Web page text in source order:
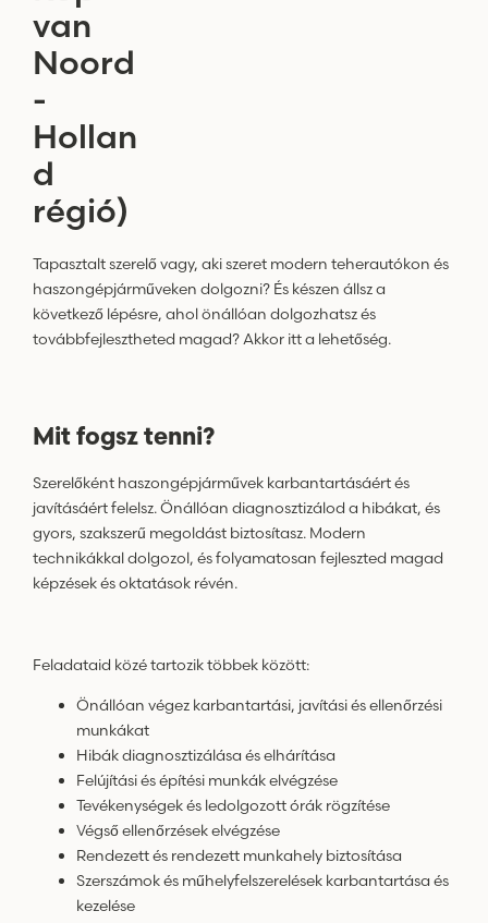
van
Noord
-
Hollan
d
régió)
Tapasztalt szerelő vagy, aki szeret modern teherautókon és
haszongépjárműveken dolgozni? És készen állsz a
következő lépésre, ahol önállóan dolgozhatsz és
továbbfejlesztheted magad? Akkor itt a lehetőség.
Mit fogsz tenni?
Szerelőként haszongépjárművek karbantartásáért és
javításáért felelsz. Önállóan diagnosztizálod a hibákat, és
gyors, szakszerű megoldást biztosítasz. Modern
technikákkal dolgozol, és folyamatosan fejleszted magad
képzések és oktatások révén.
Feladataid közé tartozik többek között:
Önállóan végez karbantartási, javítási és ellenőrzési
munkákat
Hibák diagnosztizálása és elhárítása
Felújítási és építési munkák elvégzése
Tevékenységek és ledolgozott órák rögzítése
Végső ellenőrzések elvégzése
Rendezett és rendezett munkahely biztosítása
Szerszámok és műhelyfelszerelések karbantartása és
kezelése